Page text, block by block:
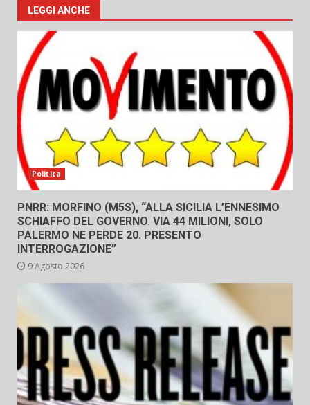
LEGGI ANCHE
Politica
PNRR: MORFINO (M5S), “ALLA SICILIA L’ENNESIMO
SCHIAFFO DEL GOVERNO. VIA 44 MILIONI, SOLO
PALERMO NE PERDE 20. PRESENTO
INTERROGAZIONE”
9 Agosto 2026